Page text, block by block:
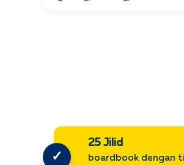
✓
25 Jilid
boardbook dengan